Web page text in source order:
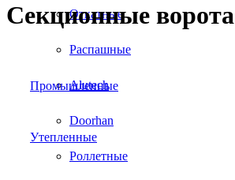
Откатные
Распашные
Alutech
Doorhan
Роллетные
Секционные ворота
Промышленные
Утепленные